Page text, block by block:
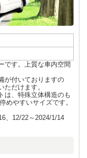
です。上質な車内空間
が付いておりますの
だけます。
は、特殊立体構造のも
めやすいサイズです。
、12/22～2024/1/14